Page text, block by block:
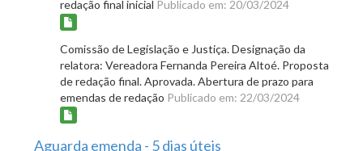
redação final inicial Publicado em: 20/03/2024
Comissão de Legislação e Justiça. Designação da
relatora: Vereadora Fernanda Pereira Altoé. Proposta
de redação final. Aprovada. Abertura de prazo para
emendas de redação Publicado em: 22/03/2024
Aguarda emenda - 5 dias úteis